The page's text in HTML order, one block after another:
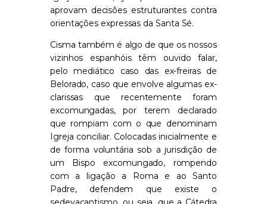
aprovam decisões estruturantes contra
orientações expressas da Santa Sé.
Cisma também é algo de que os nossos
vizinhos espanhóis têm ouvido falar,
pelo mediático caso das ex-freiras de
Belorado, caso que envolve algumas ex-
clarissas que recentemente foram
excomungadas, por terem declarado
que rompiam com o que denominam
Igreja conciliar. Colocadas inicialmente e
de forma voluntária sob a jurisdição de
um Bispo excomungado, rompendo
com a ligação a Roma e ao Santo
Padre, defendem que existe o